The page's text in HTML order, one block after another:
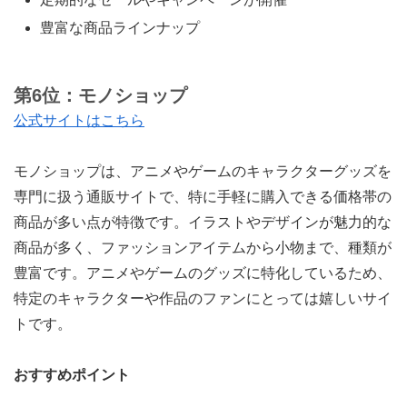
豊富な商品ラインナップ
第6位：モノショップ
公式サイトはこちら
モノショップは、アニメやゲームのキャラクターグッズを
専門に扱う通販サイトで、特に手軽に購入できる価格帯の
商品が多い点が特徴です。イラストやデザインが魅力的な
商品が多く、ファッションアイテムから小物まで、種類が
豊富です。アニメやゲームのグッズに特化しているため、
特定のキャラクターや作品のファンにとっては嬉しいサイ
トです。
おすすめポイント